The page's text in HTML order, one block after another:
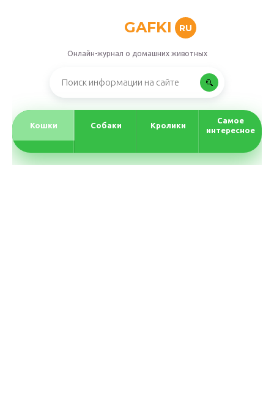
GAFKI RU
Онлайн-журнал о домашних животных
Кошки Собаки Кролики
Самое
интересное